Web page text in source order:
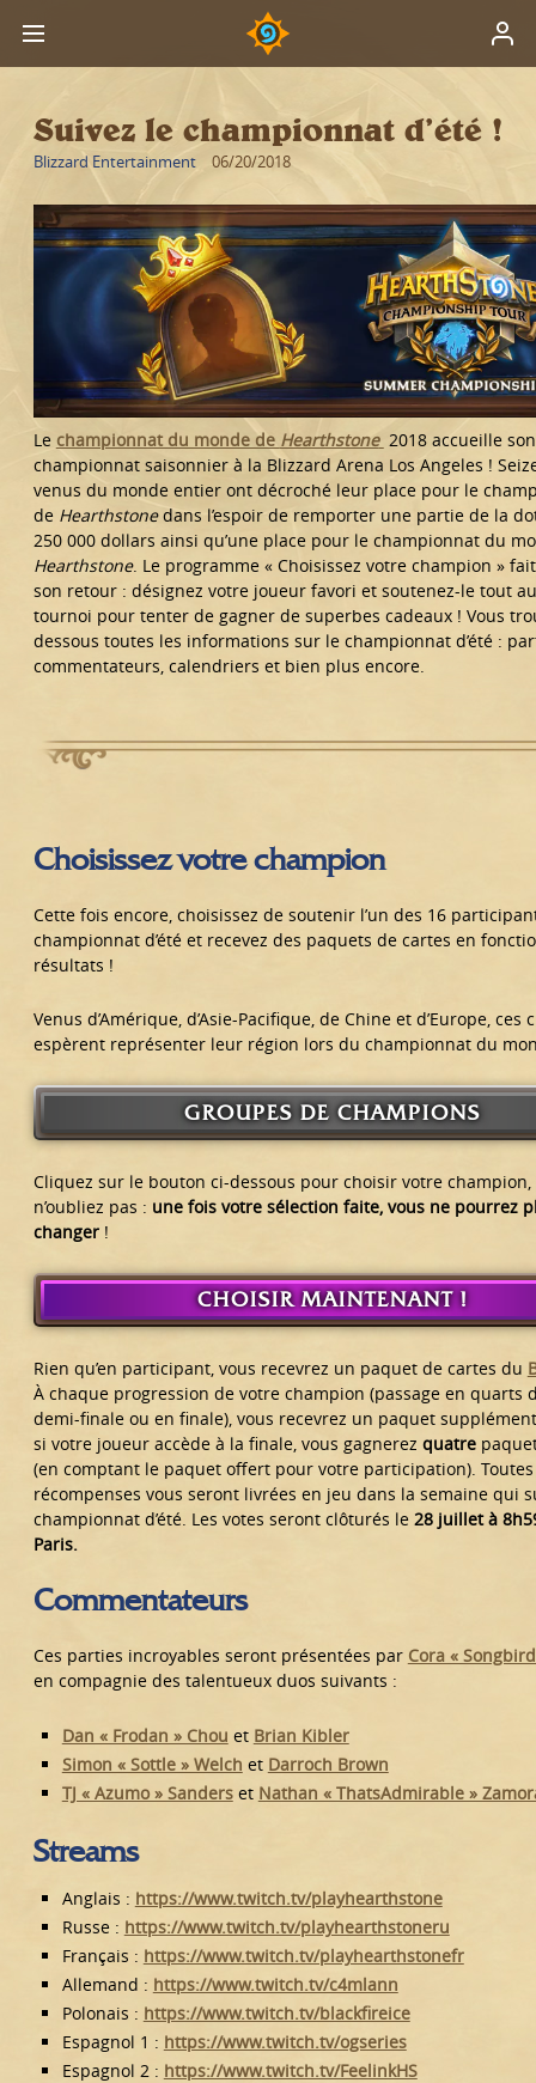
Suivez le championnat d’été !
Blizzard Entertainment 06/20/2018
Le championnat du monde de Hearthstone 2018 accueille
championnat saisonnier à la Blizzard Arena Los Angeles !
venus du monde entier ont décroché leur place pour le
de Hearthstonedans l’espoir de remporter une partie de la
250 000 dollars ainsi qu’une place pour le championnat du
Hearthstone. Le programme « Choisissez votre champion »
son retour : désignez votre joueur favori et soutenez-le tout
tournoi pour tenter de gagner de superbes cadeaux ! Vous
dessous toutes les informations sur le championnat d’été :
commentateurs, calendriers et bien plus encore.
Choisissez votre champion
Cette fois encore, choisissez de soutenir l’un des 16
championnat d’été et recevez des paquets de cartes en
résultats !
Venus d’Amérique, d’Asie-Pacifique, de Chine et d’Europe, ces
espèrent représenter leur région lors du championnat du
GROUPES DE CHAMPIONS
Cliquez sur le bouton ci-dessous pour choisir votre champion,
n’oubliez pas : une fois votre sélection faite, vous ne pourrez
changer!
CHOISIR MAINTENANT !
Rien qu’en participant, vous recevrez un paquet de cartes du
À chaque progression de votre champion (passage en quarts
demi-finale ou en finale), vous recevrez un paquet
si votre joueur accède à la finale, vous gagnerez quatre
(en comptant le paquet offert pour votre participation). Toutes
récompenses vous seront livrées en jeu dans la semaine qui
championnat d’été. Les votes seront clôturés le 28 juillet à
Paris.
Commentateurs
Ces parties incroyables seront présentées par Cora «
en compagnie des talentueux duos suivants :
Dan « Frodan » Chou et Brian Kibler
Simon « Sottle » Welch et Darroch Brown
TJ « Azumo » Sanderset Nathan « ThatsAdmirable »
Streams
Anglais : https://www.twitch.tv/playhearthstone
Russe : https://www.twitch.tv/playhearthstoneru
Français : https://www.twitch.tv/playhearthstonefr
Allemand : https://www.twitch.tv/c4mlann
Polonais : https://www.twitch.tv/blackfireice
Espagnol 1 : https://www.twitch.tv/ogseries
Espagnol 2 : https://www.twitch.tv/FeelinkHS